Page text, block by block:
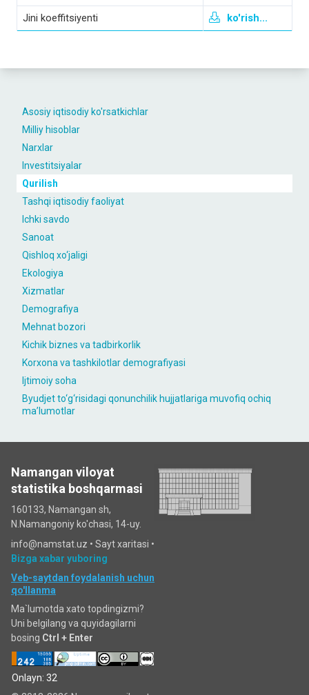
Asosiy iqtisodiy ko'rsatkichlar
Milliy hisoblar
Narxlar
Investitsiyalar
Qurilish
Tashqi iqtisodiy faoliyat
Ichki savdo
Sanoat
Qishloq xo‘jaligi
Ekologiya
Xizmatlar
Demografiya
Mehnat bozori
Kichik biznes va tadbirkorlik
Korxona va tashkilotlar demografiyasi
Ijtimoiy soha
Byudjet to‘g‘risidagi qonunchilik hujjatlariga muvofiq ochiq
maʼlumotlar
Jini koeffitsiyenti ko'rish...
Namangan viloyat
statistika boshqarmasi
160133, Namangan sh,
N.Namangoniy ko'chasi, 14-uy.
info@namstat.uz • Sayt xaritasi •
Bizga xabar yuboring
Veb-saytdan foydalanish uchun
qo'llanma
Ma`lumotda xato topdingizmi?
Uni belgilang va quyidagilarni
bosing Ctrl + Enter
Onlayn: 32